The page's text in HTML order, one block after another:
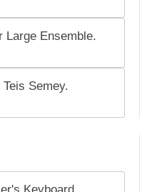
Large Ensemble.
Semey.